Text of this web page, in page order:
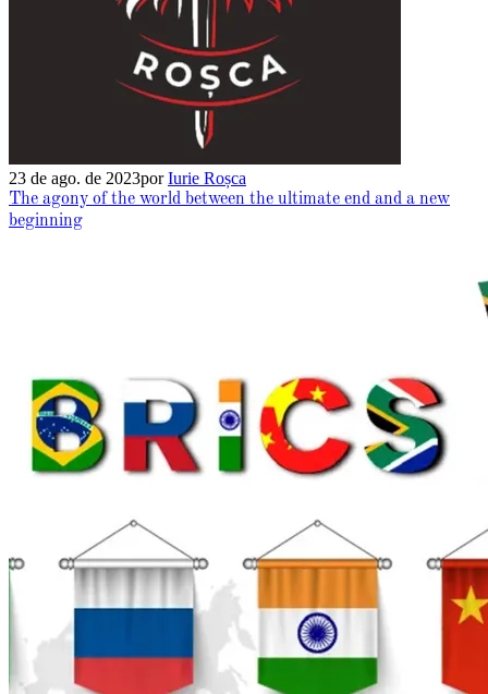
23 de ago. de 2023porIurie Roșca
The agony of the world between the ultimate end and a new
beginning